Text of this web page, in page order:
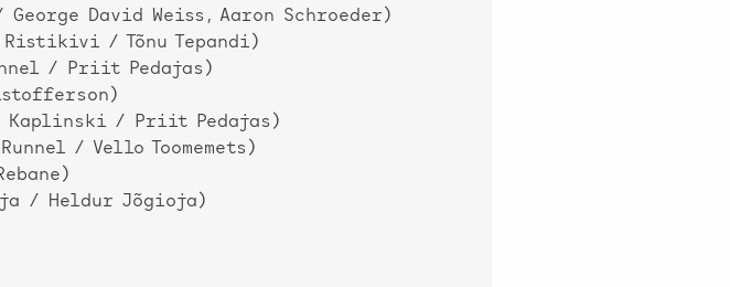
George David Weiss, Aaron Schroeder)
/ Tõnu Tepandi)
/ Priit Pedajas)
Kaplinski / Priit Pedajas)
/ Vello Toomemets)
/ Heldur Jõgioja)